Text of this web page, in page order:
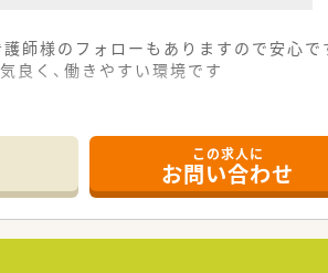
師様のフォローもありますので安心で
良く、働きやすい環境です
この求人に
お問い合わせ